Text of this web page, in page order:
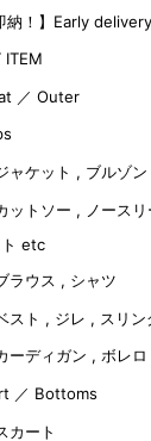
納！】Early delivery
ITEM
／ Outer
ャケット , ブルゾン
ットソー , ノースリ
ト etc
ラウス , シャツ
スト , ジレ , スリン
ーディガン , ボレロ
／ Bottoms
カート